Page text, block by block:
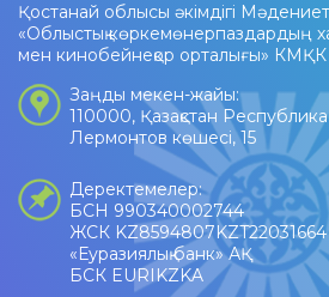
Қостанай облысы әкімдігі
«Облыстық көркемөнерпаздардың
мен кинобейнеқор орталығы» КМҚК
Заңды мекен-жайы:
110000, Қазақстан
Лермонтов көшесі, 15
Деректемелер:
БСН 990340002744
ЖСК KZ8594807KZT22031664
«Еуразиялық банк» АҚ
БСК EURIKZKA